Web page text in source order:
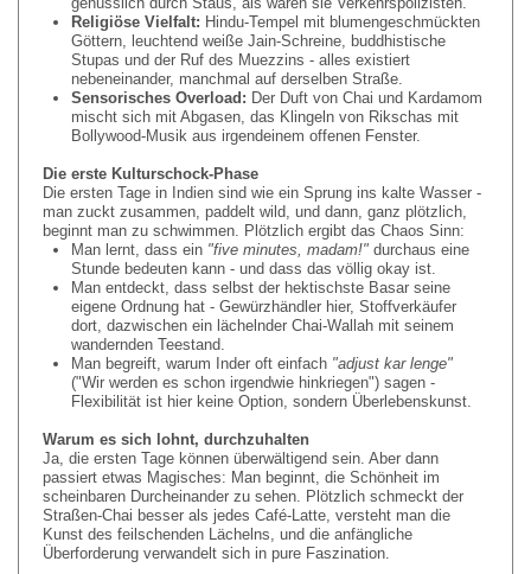
Religiöse Vielfalt: Hindu-Tempel mit blumengeschmückten
Göttern, leuchtend weiße Jain-Schreine, buddhistische
Stupas und der Ruf des Muezzins - alles existiert
nebeneinander, manchmal auf derselben Straße.
Sensorisches Overload: Der Duft von Chai und Kardamom
mischt sich mit Abgasen, das Klingeln von Rikschas mit
Bollywood-Musik aus irgendeinem offenen Fenster.
Die erste Kulturschock-Phase
Die ersten Tage in Indien sind wie ein Sprung ins kalte Wasser -
man zuckt zusammen, paddelt wild, und dann, ganz plötzlich,
beginnt man zu schwimmen. Plötzlich ergibt das Chaos Sinn:
Man lernt, dass ein "five minutes, madam!" durchaus eine
Stunde bedeuten kann - und dass das völlig okay ist.
Man entdeckt, dass selbst der hektischste Basar seine
eigene Ordnung hat - Gewürzhändler hier, Stoffverkäufer
dort, dazwischen ein lächelnder Chai-Wallah mit seinem
wandernden Teestand.
Man begreift, warum Inder oft einfach "adjust kar lenge"
("Wir werden es schon irgendwie hinkriegen") sagen -
Flexibilität ist hier keine Option, sondern Überlebenskunst.
Warum es sich lohnt, durchzuhalten
Ja, die ersten Tage können überwältigend sein. Aber dann
passiert etwas Magisches: Man beginnt, die Schönheit im
scheinbaren Durcheinander zu sehen. Plötzlich schmeckt der
Straßen-Chai besser als jedes Café-Latte, versteht man die
Kunst des feilschenden Lächelns, und die anfängliche
Überforderung verwandelt sich in pure Faszination.